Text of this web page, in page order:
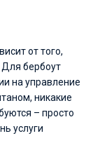
от того,
Для бербоут
на управление
никакие
– просто
услуги